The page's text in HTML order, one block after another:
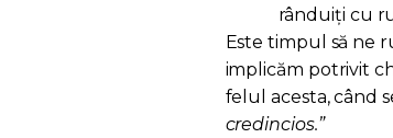
rânduiți cu
Este timpul să ne
implicăm potrivit
felul acesta, când
credincios.”